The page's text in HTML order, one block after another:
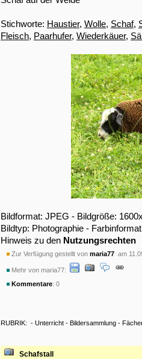
Stichworte: Haustier, Wolle, Schaf,
Fleisch, Paarhufer, Wiederkäuer,
Bildformat: JPEG - Bildgröße:
Bildtyp: Photographie -
Hinweis zu den Nutzungsrechten
Zur Verfügung gestellt von maria77 am
Mehr von maria77:
Kommentare: 0
RUBRIK: - Unterricht - Bildersammlung -
Schafstall